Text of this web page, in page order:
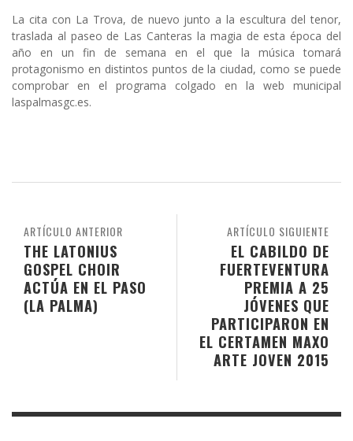
La cita con La Trova, de nuevo junto a la escultura del tenor,
traslada al paseo de Las Canteras la magia de esta época del
año en un fin de semana en el que la música tomará
protagonismo en distintos puntos de la ciudad, como se puede
comprobar en el programa colgado en la web municipal
laspalmasgc.es.
ARTÍCULO SIGUIENTE
EL CABILDO DE
FUERTEVENTURA
PREMIA A 25
JÓVENES QUE
PARTICIPARON EN
EL CERTAMEN MAXO
ARTE JOVEN 2015
ARTÍCULO ANTERIOR
THE LATONIUS
GOSPEL CHOIR
ACTÚA EN EL PASO
(LA PALMA)